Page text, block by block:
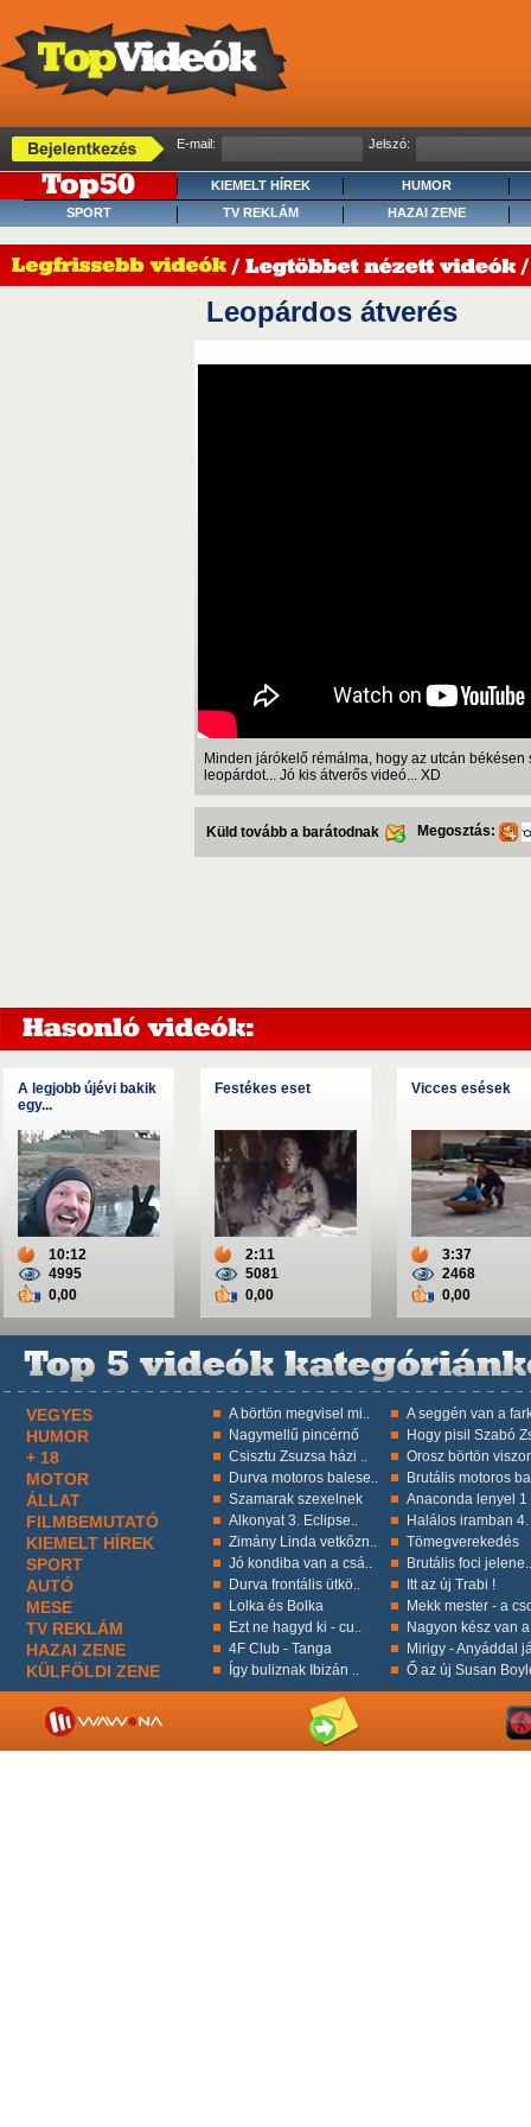
E-mail: Jelszó:
KIEMELT HÍREK
HUMOR
SPORT
TV REKLÁM HAZAI ZENE
Leopárdos átverés
Minden járókelő rémálma, hogy az utcán
leopárdot... Jó kis átverős videó... XD
Küld tovább a barátodnak Megosztás:
A legjobb újévi bakik
egy...
10:12
4995
0,00
Festékes eset
2:11
5081
0,00
Vicces esések
3:37
2468
0,00
VEGYES A börtön megvisel mi.. A seggén van a
HUMOR Nagymellű pincérnő Hogy pisil Szabó
+ 18 Csisztu Zsuzsa házi .. Orosz börtön
MOTOR Durva motoros balese.. Brutális motoros
ÁLLAT Szamarak szexelnek Anaconda lenyel 1
FILMBEMUTATÓ Alkonyat 3. Eclipse.. Halálos iramban 4.
KIEMELT HÍREK Zimány Linda vetkőzn.. Tömegverekedés
SPORT Jó kondiba van a csá.. Brutális foci jelene..
AUTÓ Durva frontális ütkö.. Itt az új Trabi !
MESE Lolka és Bolka Mekk mester - a
TV REKLÁM Ezt ne hagyd ki - cu.. Nagyon kész van
HAZAI ZENE 4F Club - Tanga Mirigy - Anyáddal
KÜLFÖLDI ZENE Így buliznak Ibizán .. Ő az új Susan